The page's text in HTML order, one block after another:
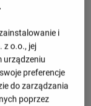
i
z o.o., jej
urządzeniu
preferencje
do zarządzania
poprzez